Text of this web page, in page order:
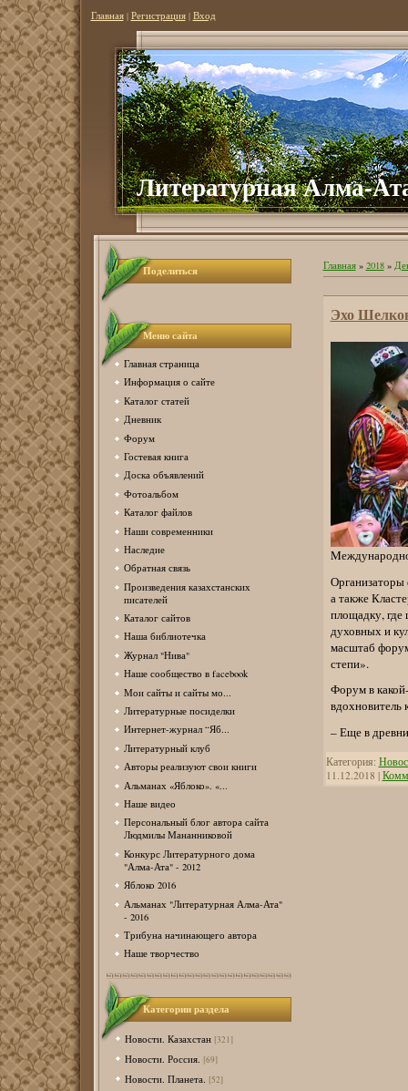
Главная| Регистрация| Вход
Литературная Алма-
Поделиться
Меню сайта
Главная страница
Информация о сайте
Каталог статей
Дневник
Форум
Гостевая книга
Доска объявлений
Фотоальбом
Каталог файлов
Наши современники
Наследие
Обратная связь
Произведения казахстанских
писателей
Каталог сайтов
Наша библиотечка
Журнал "Нива"
Наше сообщество в facebook
Мои сайты и сайты мо...
Литературные посиделки
Интернет-журнал “Яб...
Литературный клуб
Авторы реализуют свои книги
Альманах «Яблоко». «...
Наше видео
Персональный блог автора сайта
Людмилы Мананниковой
Конкурс Литературного дома
"Алма-Ата" - 2012
Яблоко 2016
Альманах "Литературная Алма-Ата"
- 2016
Трибуна начинающего автора
Наше творчество
Категории раздела
Новости. Казахстан [321]
Новости. Россия. [69]
Новости. Планета. [52]
Главная» 2018 »
Эхо
Организаторы
а также
площадку, где
духовных и
масштаб
степи».
Форум в
вдохновитель
– Еще в
Категория:
11.12.2018 |